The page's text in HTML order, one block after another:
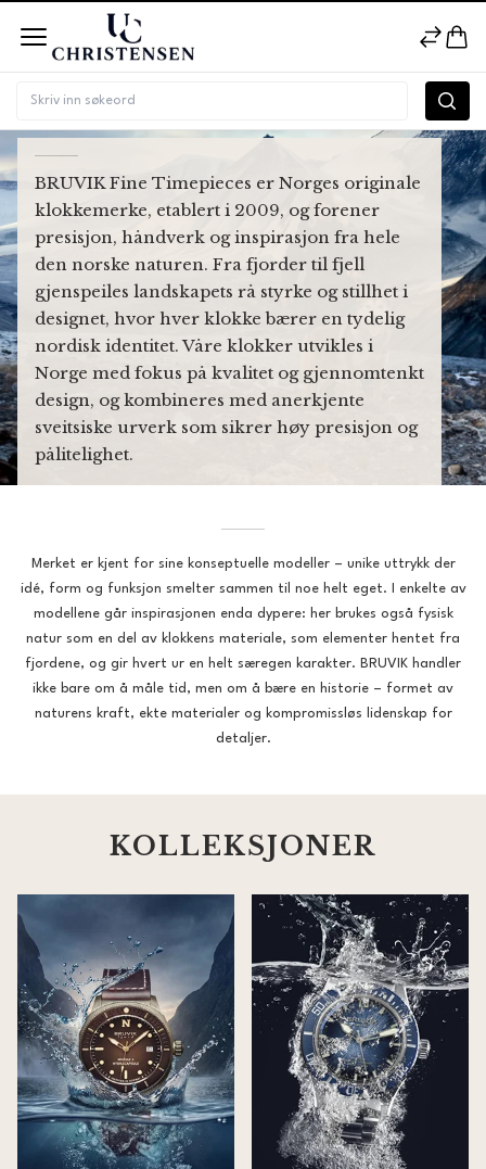
BRUVIK
BRUVIK Fine Timepieces er Norges originale
klokkemerke, etablert i 2009, og forener
presisjon, håndverk og inspirasjon fra hele
den norske naturen. Fra fjorder til fjell
gjenspeiles landskapets rå styrke og stillhet i
designet, hvor hver klokke bærer en tydelig
nordisk identitet. Våre klokker utvikles i
Norge med fokus på kvalitet og gjennomtenkt
design, og kombineres med anerkjente
sveitsiske urverk som sikrer høy presisjon og
pålitelighet.
Merket er kjent for sine konseptuelle modeller – unike uttrykk der
idé, form og funksjon smelter sammen til noe helt eget. I enkelte av
modellene går inspirasjonen enda dypere: her brukes også fysisk
natur som en del av klokkens materiale, som elementer hentet fra
fjordene, og gir hvert ur en helt særegen karakter. BRUVIK handler
ikke bare om å måle tid, men om å bære en historie – formet av
naturens kraft, ekte materialer og kompromissløs lidenskap for
detaljer.
KOLLEKSJONER